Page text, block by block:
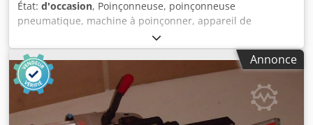
État: d'occasion, Poinçonneuse, poinçonneuse
pneumatique, machine à poinçonner, appareil de
poinçonnage, machine à poinçonner avec poinçon,
poinçonneuse pneumatique manuelle - Fabricant : DE-STA-
CO, poinçonneuse pneumatique - Type : 040 0210 -
Poinçon intégré : Ø 2,5 mm Crodpsfwx Uyjfx Aa Esf - Portée
maximale : 25 mm - Dimensions : 190/200/H510 mm - Poids
: 24 kg
Annonce